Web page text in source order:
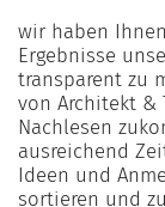
wir haben
Ergebnisse
transparent zu
von Architekt &
Nachlesen
ausreichend
Ideen und
sortieren und